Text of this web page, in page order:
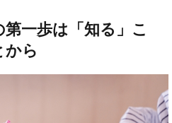
一歩は「知る」こ
から